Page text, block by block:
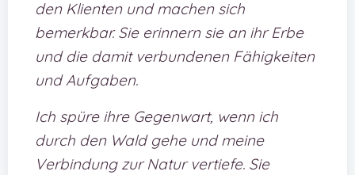
den Klienten und machen sich
bemerkbar. Sie erinnern sie an ihr Erbe
und die damit verbundenen Fähigkeiten
und Aufgaben.
Ich spüre ihre Gegenwart, wenn ich
durch den Wald gehe und meine
Verbindung zur Natur vertiefe. Sie